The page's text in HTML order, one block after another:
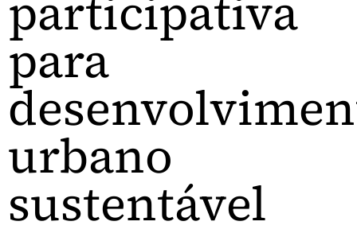
para
urbano
sustentável